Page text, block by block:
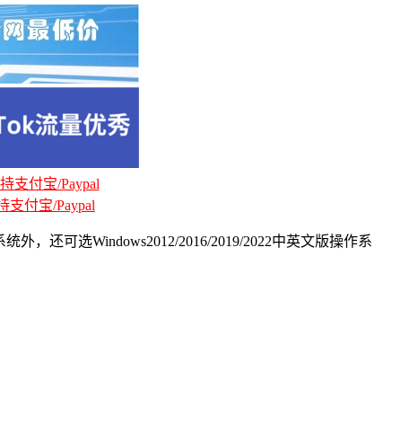
支付宝/Paypal
支付宝/Paypal
，还可选Windows2012/2016/2019/2022中英文版操作系